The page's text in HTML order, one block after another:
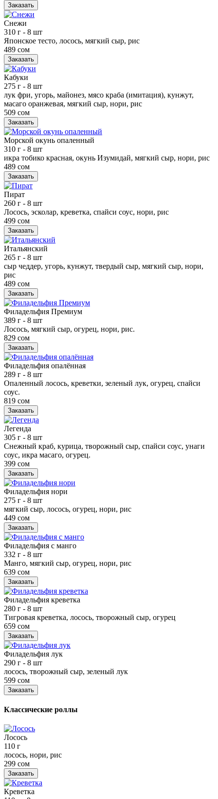
Заказать
Снежи
310 г - 8 шт
Японское тесто, лосось, мягкий сыр, рис
489 сом
Заказать
Кабуки
275 г - 8 шт
лук фри, угорь, майонез, мясо краба (имитация), кунжут,
масаго оранжевая, мягкий сыр, нори, рис
509 сом
Заказать
Морской окунь опаленный
310 г - 8 шт
икра тобико красная, окунь Изумидай, мягкий сыр, нори, рис
489 сом
Заказать
Пират
260 г - 8 шт
Лосось, эсколар, креветка, спайси соус, нори, рис
499 сом
Заказать
Итальянский
265 г - 8 шт
сыр чеддер, угорь, кунжут, твердый сыр, мягкий сыр, нори,
рис
489 сом
Заказать
Филадельфия Премиум
389 г - 8 шт
Лосось, мягкий сыр, огурец, нори, рис.
829 сом
Заказать
Филадельфия опалённая
289 г - 8 шт
Опаленный лосось, креветки, зеленый лук, огурец, спайси
соус.
819 сом
Заказать
Легенда
305 г - 8 шт
Снежный краб, курица, творожный сыр, спайси соус, унаги
соус, икра масаго, огурец.
399 сом
Заказать
Филадельфия нори
275 г - 8 шт
мягкий сыр, лосось, огурец, нори, рис
449 сом
Заказать
Филадельфия с манго
332 г - 8 шт
Манго, мягкий сыр, огурец, нори, рис
639 сом
Заказать
Филадельфия креветка
280 г - 8 шт
Тигровая креветка, лосось, творожный сыр, огурец
659 сом
Заказать
Филадельфия лук
290 г - 8 шт
лосось, творожный сыр, зеленый лук
599 сом
Заказать
Классические роллы
Лосось
110 г
лосось, нори, рис
299 сом
Заказать
Креветка